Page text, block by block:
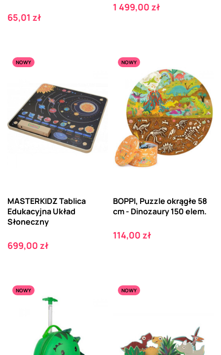
Cena
65,01 zł
Cena
1 499,00 zł
NOWY
MASTERKIDZ Tablica
Edukacyjna Układ
Słoneczny
Cena
699,00 zł
NOWY
BOPPI, Puzzle okrągłe 58
cm - Dinozaury 150 elem.
Cena
114,00 zł
NOWY NOWY